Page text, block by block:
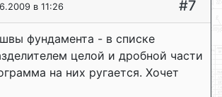
в 11:26 #7
фундамента - в списке
целой и дробной части
на них ругается. Хочет